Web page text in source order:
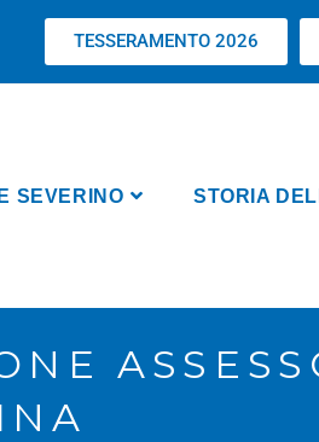
TESSERAMENTO 2026
SEVERINO STORIA